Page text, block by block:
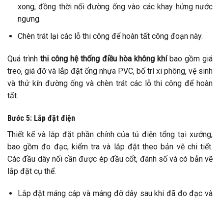
xong, đồng thời nối đường ống vào các khay hứng nước
ngưng.
Chèn trát lại các lỗ thi công để hoàn tất công đoạn này.
Quá trình thi công hệ thống điều hòa không khíbao gồm giá
treo, giá đỡ và lắp đặt ống nhựa PVC, bố trí xi phông, vệ sinh
và thử kín đường ống và chèn trát các lỗ thi công để hoàn
tất.
Bước 5: Lắp đặt điện
Thiết kế và lắp đặt phần chính của tủ điện tổng tại xưởng,
bao gồm đo đạc, kiểm tra và lắp đặt theo bản vẽ chi tiết.
Các đầu dây nối cần được ép đầu cốt, đánh số và có bản vẽ
lắp đặt cụ thể.
Lắp đặt máng cáp và máng đỡ dây sau khi đã đo đạc và